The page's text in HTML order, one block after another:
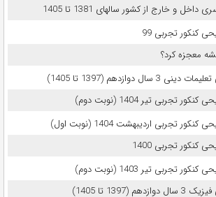
و خارج از کشور سالهای 1381 تا 1405
کنکور تجربی 99
معجزه کرد؟
دوازدهم (1397 تا 1405)
تجربی تیر 1404 (نوبت دوم)
تجربی اردیبهشت 1404 (نوبت اول)
تجربی 1400
تیر 1403 (نوبت دوم)
تا 1405)